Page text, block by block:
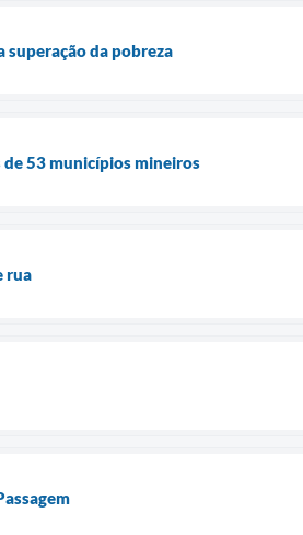
superação da pobreza
53 municípios mineiros
rua